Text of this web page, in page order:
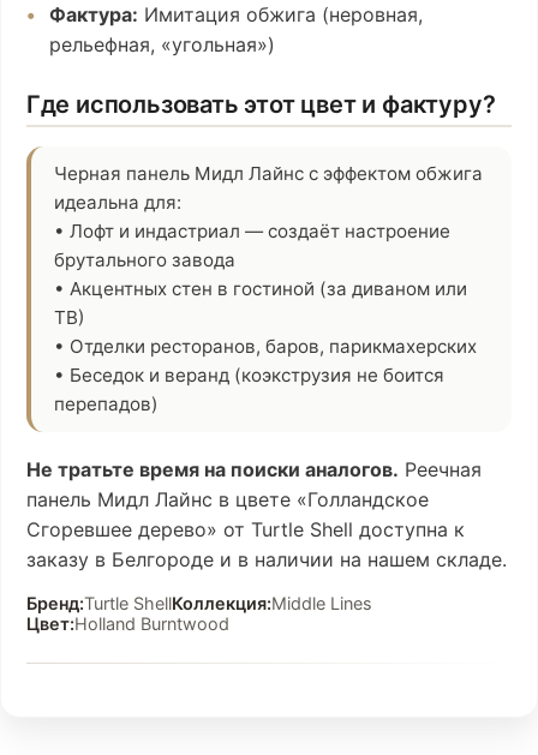
Фактура: Имитация обжига (неровная,
рельефная, «угольная»)
Где использовать этот цвет и фактуру?
Черная панель Мидл Лайнс с эффектом обжига
идеальна для:
• Лофт и индастриал — создаёт настроение
брутального завода
• Акцентных стен в гостиной (за диваном или
ТВ)
• Отделки ресторанов, баров, парикмахерских
• Беседок и веранд (коэкструзия не боится
перепадов)
Не тратьте время на поиски аналогов. Реечная
панель Мидл Лайнс в цвете «Голландское
Сгоревшее дерево» от Turtle Shell доступна к
заказу в Белгороде и в наличии на нашем складе.
Бренд:Turtle ShellКоллекция:Middle Lines
Цвет:Holland Burntwood